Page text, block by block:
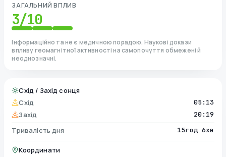
ЗАГАЛЬНИЙ ВПЛИВ
3/10
Інформаційно та не є медичною порадою. Наукові докази
впливу геомагнітної активності на самопочуття обмежені й
неоднозначні.
Схід / Захід сонця
Схід
05:13
Захід 20:19
Тривалість дня 15год 6хв
Координати